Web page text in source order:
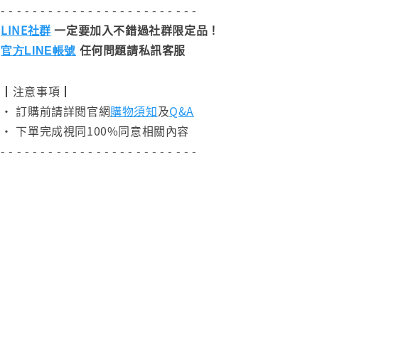
- - - - - - - - - - - - - - - - - - - - - - - - -
LINE社群 一定要加入不錯過社群限定品！
官方LINE帳號 任何問題請私訊客服
┃注意事項┃
• 訂購前請詳閱官網購物須知及Q&A
• 下單完成視同100%同意相關內容
- - - - - - - - - - - - - - - - - - - - - - - - -